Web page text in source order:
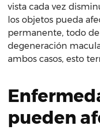
vista cada vez
los objetos pueda
permanente, todo
degeneración
ambos casos, esto
pueden